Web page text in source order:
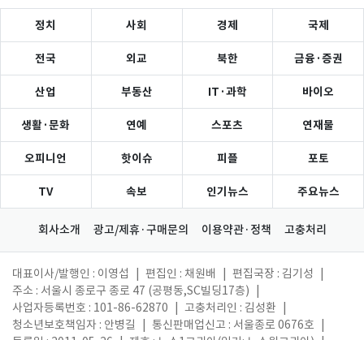
정치 사회 경제 국제
전국 외교 북한 금융·증권
산업 부동산 IT·과학 바이오
생활·문화 연예 스포츠 연재물
오피니언 핫이슈 피플 포토
TV 속보 인기뉴스 주요뉴스
회사소개 광고/제휴·구매문의 이용약관·정책 고충처리
대표이사/발행인 : 이영섭 편집인 : 채원배 편집국장 : 김기성
주소 : 서울시 종로구 종로 47 (공평동,SC빌딩17층)
사업자등록번호 : 101-86-62870
고충처리인 : 김성환
청소년보호책임자 : 안병길
통신판매업신고 : 서울종로 0676호